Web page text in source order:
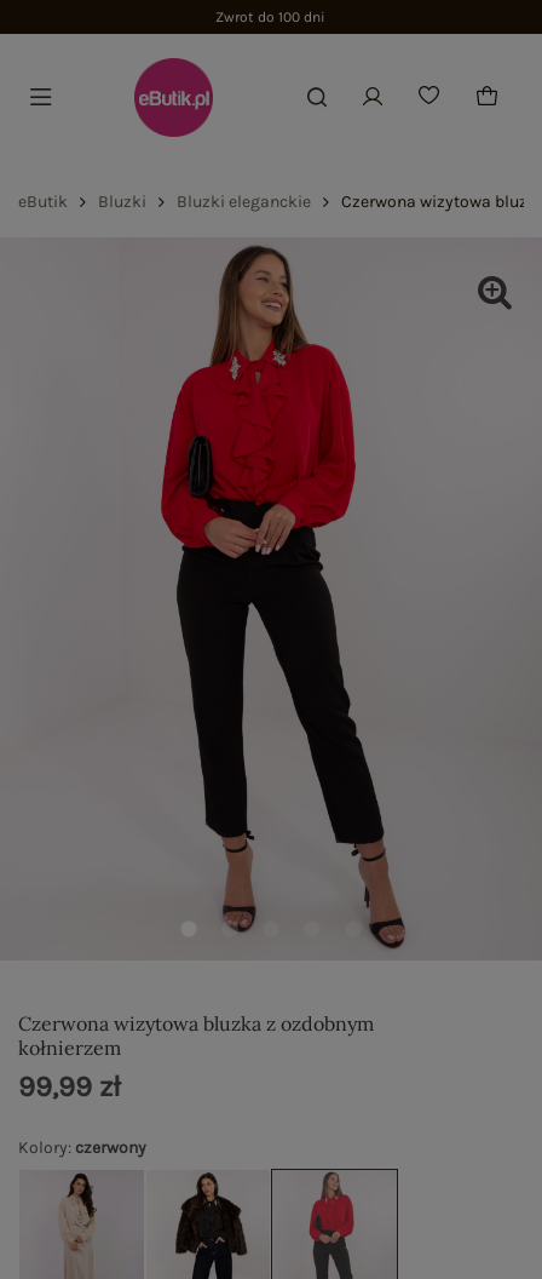
Zwrot do 100 dni
eButik Bluzki Bluzki eleganckie Czerwona wizytowa
Czerwona wizytowa bluzka z ozdobnym
kołnierzem
Kolory: czerwony
99,99 zł